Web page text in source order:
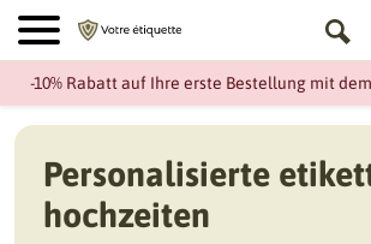
-10% Rabatt auf Ihre erste Bestellung mit
Personalisierte
hochzeiten